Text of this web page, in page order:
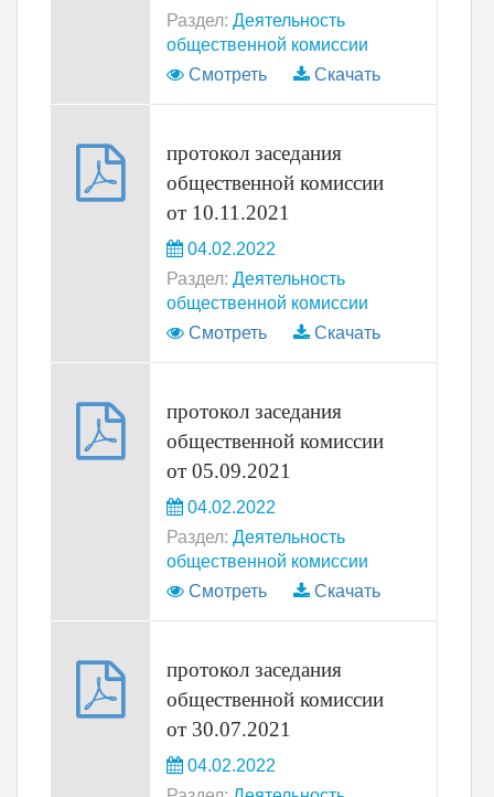
Раздел: Деятельность
общественной комиссии
Смотреть
Скачать
протокол заседания
общественной комиссии
от 10.11.2021
04.02.2022
Раздел: Деятельность
общественной комиссии
Смотреть
Скачать
протокол заседания
общественной комиссии
от 05.09.2021
04.02.2022
Раздел: Деятельность
общественной комиссии
Смотреть
Скачать
протокол заседания
общественной комиссии
от 30.07.2021
04.02.2022